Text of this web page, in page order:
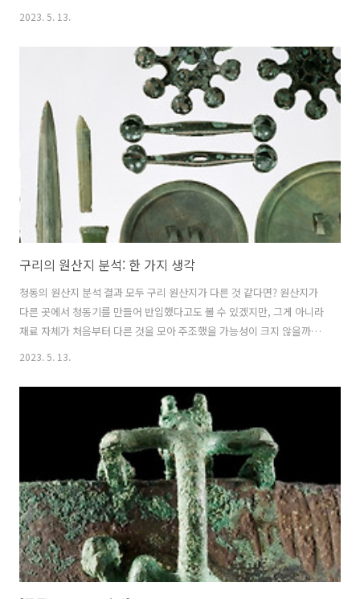
정도가 필요하다. 여수 거문도에서 예전에 오수전이 980매 정도 발견되
다. 검파형 동기는 200그램 정도라니, 오수전 63매 정도면 만들 수 있다.
그렇게 본다면, 완주에서 발견된 중국식 동검도 달리 볼 수 있다. 이 동검
은 내가 알기로 무덤이 아니라 퇴장유물처럼 한 군데 모여 있는 것을 찾
았다는 건데, 녹여서 한반도 형식의 청동기를 주조하려 했던 거 아닐까?
*** [편집자주] *** 놀랍게도 저런 단순한 발상..
2023. 5. 13.
구리의 원산지 분석: 한 가지 생각
청동의 원산지 분석 결과 모두 구리 원산지가 다른 것 같다면? 원산지가
다른 곳에서 청동기를 만들어 반입했다고도 볼 수 있겠지만, 그게 아니라
재료 자체가 처음부터 다른 것을 모아 주조했을 가능성이 크지 않을까?
예를 들어 이 동네 저 동네 청동 고물을 끌어 모아 청동기를 주조한다고
나올 것이다. 나는 아무리 생각해도 조선시대에도 없던 구리가 청동기시
대에 한국 땅에서 제대로 나왔을 거 같지가 않다. 한국 땅의 청동기-비파
형동검이건 세형동검이건-여기서 주조한 거야 맞겠지만 재료는 여기서
난 구리를 제련한 게 아니라 고물들 가져다 녹여서 주조했을 거라고 본
다. 특히 동전이 문제인데, 필자 생각에는 동전도 같이 분석하여 비교해
볼 필요가 있..
2023. 5. 13.